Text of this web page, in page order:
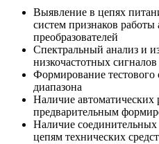
Выявление в цепях
систем признаков работы
преобразователей
Спектральный анализ и
низкочастотных сигналов
Формирование тестового
диапазона
Наличие
предварительным
Наличие
цепям технических